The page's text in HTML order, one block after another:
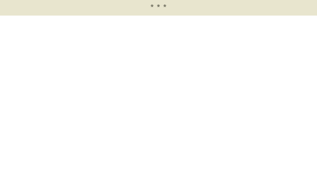
* * *